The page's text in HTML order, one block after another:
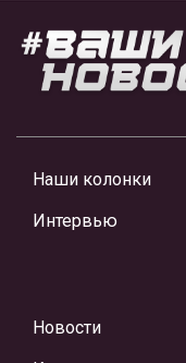
Наши колонки
Интервью
Новости